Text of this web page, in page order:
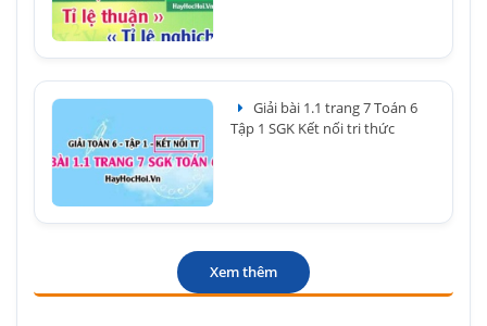
Giải bài 1.1 trang 7 Toán 6
Tập 1 SGK Kết nối tri thức
Xem thêm